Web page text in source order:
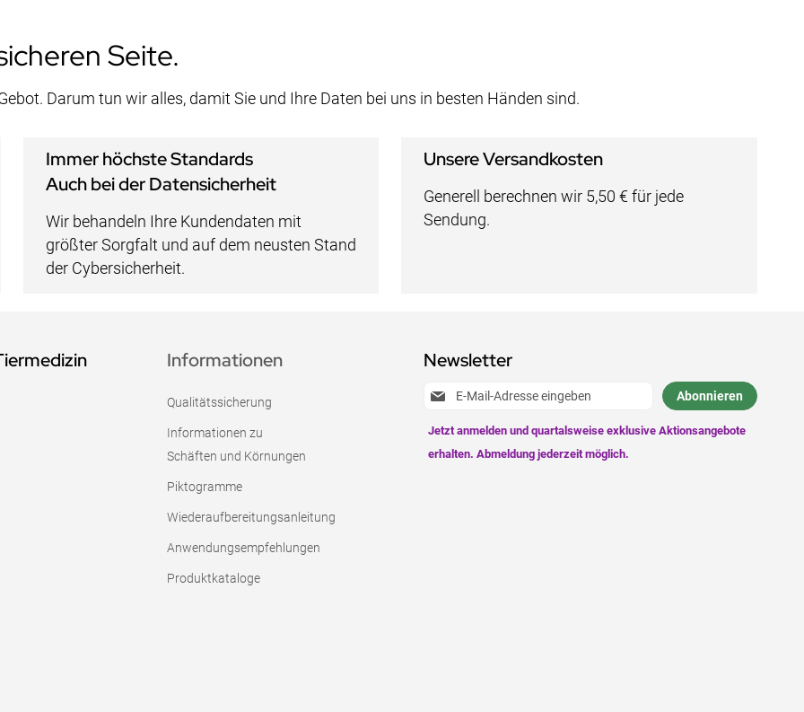
Seite.
Darum tun wir alles, damit Sie und Ihre Daten bei uns in besten Händen sind.
Immer höchste Standards
Auch bei der Datensicherheit
Wir behandeln Ihre Kundendaten mit
größter Sorgfalt und auf dem neusten Stand
der Cybersicherheit.
Unsere Versandkosten
Generell berechnen wir 5,50 € für jede
Sendung.
Newsletter
Anmeldung
Newsletter:
Abonnieren
Informationen
Qualitätssicherung
Informationen zu
Schäften und Körnungen
Piktogramme
Wiederaufbereitungsanleitung
Anwendungsempfehlungen
Produktkataloge